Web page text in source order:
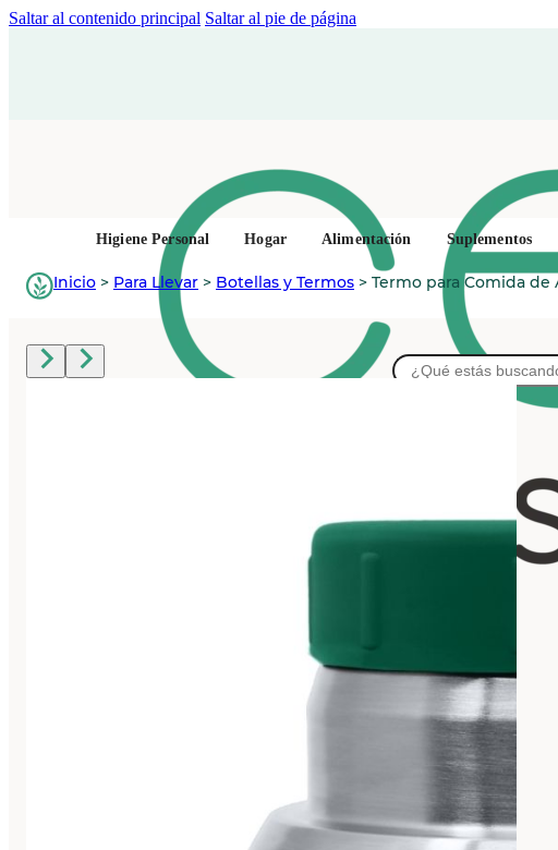
Saltar al contenido principal Saltar al pie de página
Buscar
Higiene Personal Hogar Alimentación Suplementos
Inicio > Para Llevar > Botellas y Termos > Termo para Comida de